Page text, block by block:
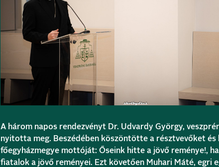
A három napos rendezvényt Dr. Udvardy György,
nyitotta meg. Beszédében köszöntötte a résztvevőket és
főegyházmegye mottóját: Őseink hitte a jövő reménye!,
fiatalok a jövő reményei. Ezt követően Muhari Máté, egri